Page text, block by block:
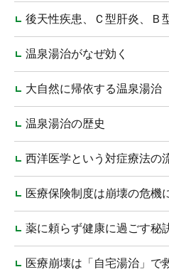
後天性疾患、Ｃ型肝炎、Ｂ
温泉湯治がなぜ効く
大自然に帰依する温泉湯治
温泉湯治の歴史
西洋医学という対症療法の
医療保険制度は崩壊の危機
薬に頼らず健康に過ごす秘
医療崩壊は「自宅湯治」で